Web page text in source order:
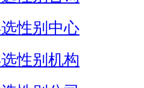
性别中心
性别机构